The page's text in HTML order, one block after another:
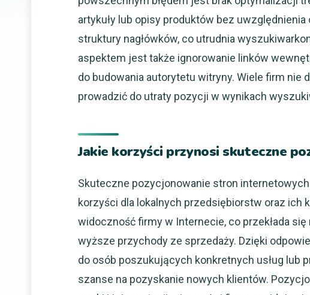
artykuły lub opisy produktów bez
struktury nagłówków, co utrudnia
aspektem jest także ignorowanie linków
do budowania autorytetu witryny. Wiele firm nie
prowadzić do utraty pozycji w wynikach
Jakie korzyści przynosi skuteczne
Skuteczne pozycjonowanie stron
korzyści dla lokalnych przedsiębiorstw oraz
widoczność firmy w Internecie, co przekłada
wyższe przychody ze sprzedaży. Dzięki
do osób poszukujących konkretnych usług lub
szanse na pozyskanie nowych klientów.